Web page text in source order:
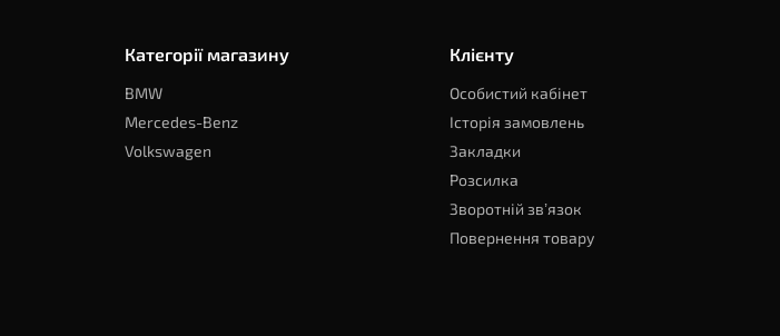
Категорії магазину
BMW
Mercedes-Benz
Volkswagen
Клієнту
Особистий кабінет
Історія замовлень
Закладки
Розсилка
Зворотній зв’язок
Повернення товару